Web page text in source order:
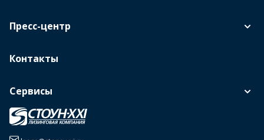
Пресс-центр
Контакты
Сервисы